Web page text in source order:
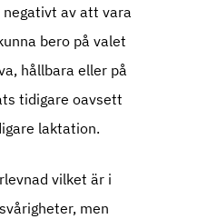
av att vara
bero på valet
hållbara eller på
tidigare oavsett
laktation.
vilket är i
men